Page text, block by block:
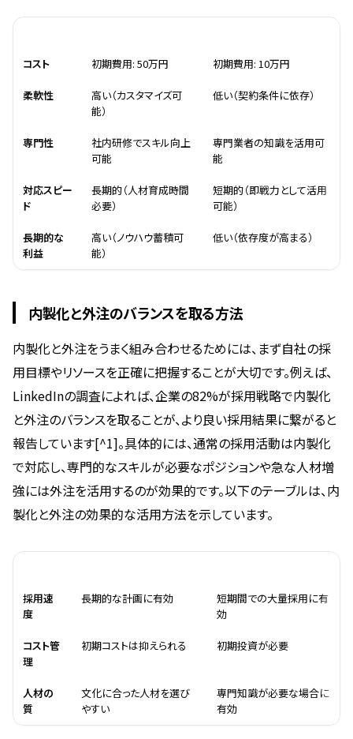
コスト 初期費用: 50万円 初期費用: 10万円
柔軟性
高い（カスタマイズ可
能）
低い（契約条件に依存）
専門性
社内研修でスキル向上
可能
専門業者の知識を活用可
能
対応スピー
ド
長期的（人材育成時間
必要）
短期的（即戦力として活用
可能）
長期的な
利益
高い（ノウハウ蓄積可
能）
低い（依存度が高まる）
内製化と外注のバランスを取る方法
内製化と外注をうまく組み合わせるためには、まず自社の採
用目標やリソースを正確に把握することが大切です。例えば、
LinkedInの調査によれば、企業の82%が採用戦略で内製化
と外注のバランスを取ることが、より良い採用結果に繋がると
報告しています[^1]。具体的には、通常の採用活動は内製化
で対応し、専門的なスキルが必要なポジションや急な人材増
強には外注を活用するのが効果的です。以下のテーブルは、内
製化と外注の効果的な活用方法を示しています。
採用速
度
長期的な計画に有効
短期間での大量採用に有
効
コスト管
理
初期コストは抑えられる 初期投資が必要
人材の
質
文化に合った人材を選び
やすい
専門知識が必要な場合に
有効